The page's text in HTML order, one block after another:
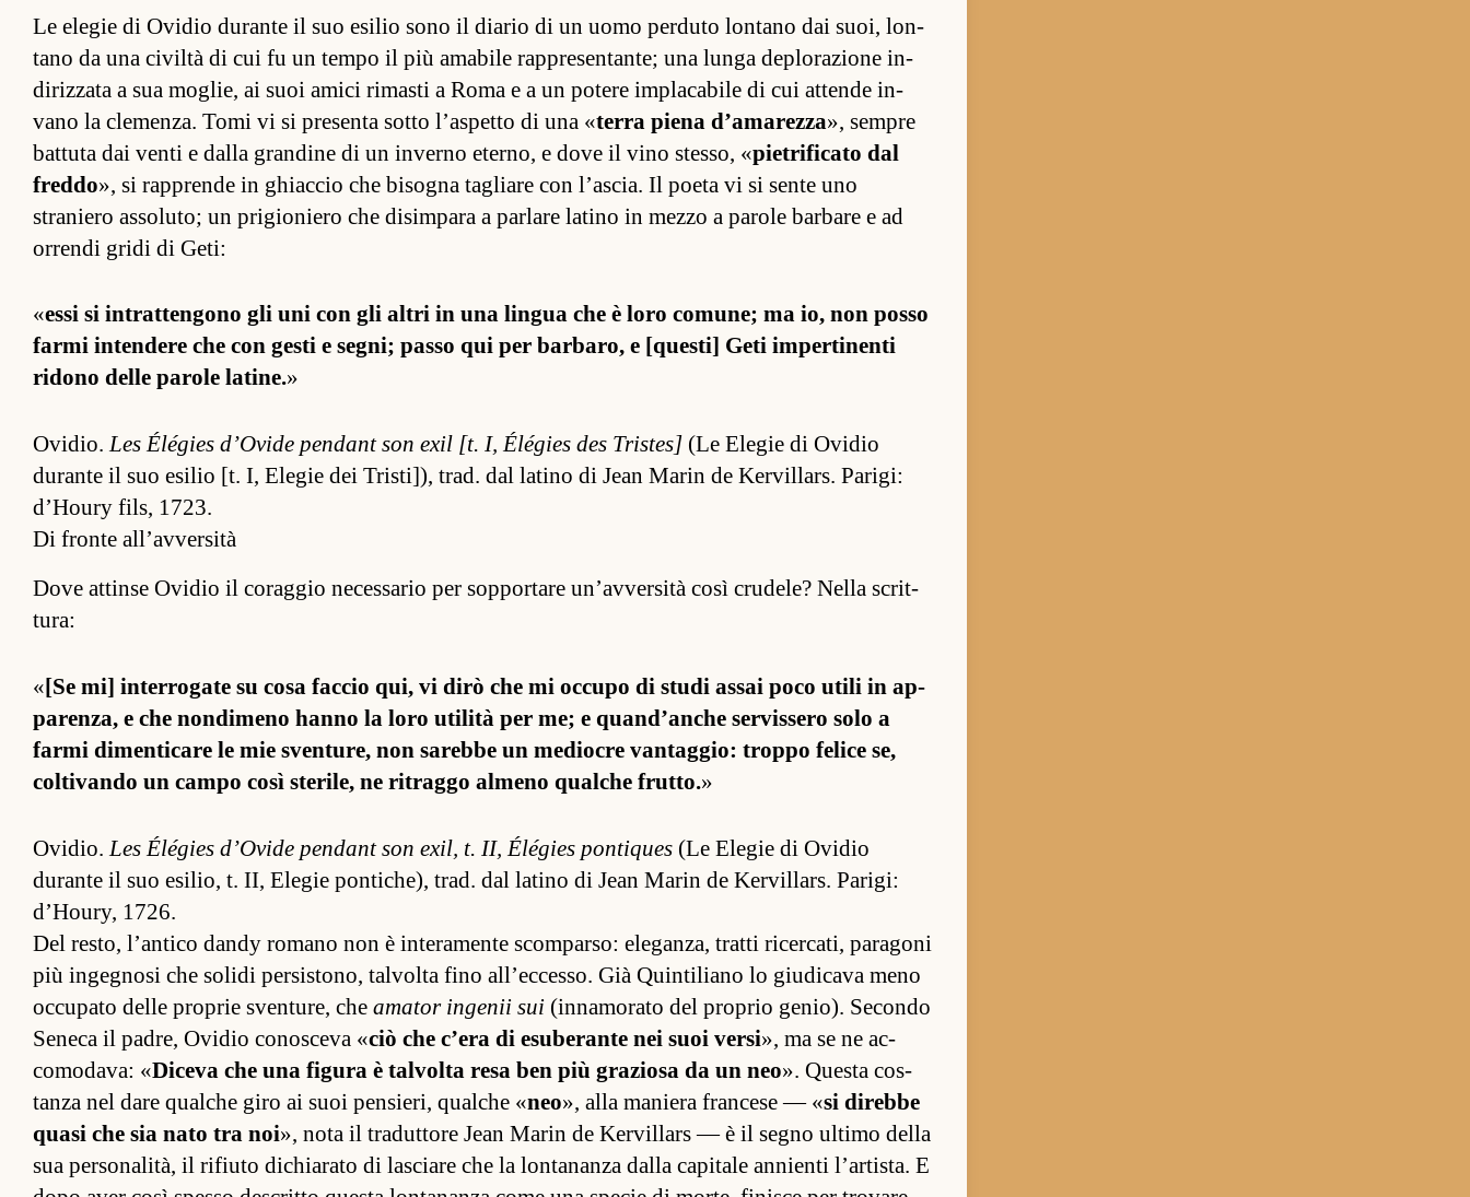
Le elegie di Ovidio durante il suo esilio sono il diario di un uomo per­duto lon­tano dai suoi, lon­
tano da una civiltà di cui fu un tempo il più amabile rap­presen­tan­te; una lunga deplorazione in­
diriz­zata a sua moglie, ai suoi amici rimasti a Roma e a un potere im­placabile di cui at­tende in­
vano la clemen­za. Tomi vi si pre­senta sotto l’as­petto di una «terra piena d’amarezza», sem­pre
bat­tuta dai venti e dalla gran­dine di un in­verno eter­no, e dove il vino stes­so, «pietrificato dal
freddo», si rap­prende in ghiac­cio che bisogna tagliare con l’ascia. Il poeta vi si sente uno
straniero as­soluto; un prigioniero che di­sim­para a par­lare la­tino in mezzo a pa­role bar­bare e ad
or­rendi gridi di Geti:
«essi si in­trat­ten­gono gli uni con gli al­tri in una lin­gua che è loro comune; ma io, non posso
farmi in­ten­dere che con gesti e segni; passo qui per bar­baro, e [ques­ti] Geti im­per­tinenti
ridono delle pa­role la­tine.»
Ovidio.Les Élégies d’Ovide pen­dant son exil [t. I, Élégies des Tris­tes] (Le Elegie di Ovidio
durante il suo esilio [t. I, Elegie dei Tris­ti]), trad. dal la­tino di Jean Marin de Ker­vil­lars. Pa­rigi:
d’Houry fils, 1723.
Di fronte all’avversità
Dove at­tinse Ovidio il corag­gio neces­sario per sop­por­tare un’av­ver­sità così crudele? Nella scrit­
tura:
«[Se mi] in­ter­rogate su cosa fac­cio qui, vi dirò che mi oc­cupo di studi as­sai poco utili in ap­
paren­za, e che non­dimeno hanno la loro utilità per me; e quan­d’an­che ser­vis­sero solo a
farmi dimen­ticare le mie sven­ture, non sarebbe un mediocre van­tag­gio: troppo felice se,
col­tivando un campo così sterile, ne ritraggo al­meno qual­che frut­to.»
Ovidio. Les Élégies d’Ovide pen­dant son exil, t. II, Élégies pon­tiques (Le Elegie di Ovidio
durante il suo esilio, t. II, Elegie pon­tiche), trad. dal la­tino di Jean Marin de Ker­vil­lars. Pa­rigi:
d’Houry, 1726.
Del res­to, l’an­tico dandy romano non è in­teramente scom­par­so: elegan­za, tratti ricer­ca­ti, pa­ra­goni
più in­gegnosi che solidi per­sis­tono, tal­volta fino al­l’ec­ces­so. Già Quin­tiliano lo giudicava meno
oc­cupato delle proprie sven­ture, che ama­tor in­genii sui (in­namorato del proprio genio). Secondo
Seneca il padre, Ovidio co­nosceva «ciò che c’era di esuberante nei suoi versi», ma se ne ac­
comodava: «Diceva che una figura è tal­volta resa ben più graziosa da un neo». Questa cos­
tanza nel dare qual­che giro ai suoi pen­sieri, qual­che «neo», alla maniera fran­cese — «si direbbe
quasi che sia nato tra noi», nota il tradut­tore Jean Marin de Ker­vil­lars — è il segno ul­timo della
sua per­sonalità, il rifiuto dichiarato di lasciare che la lon­tananza dalla ca­pitale an­nienti l’ar­tis­ta. E